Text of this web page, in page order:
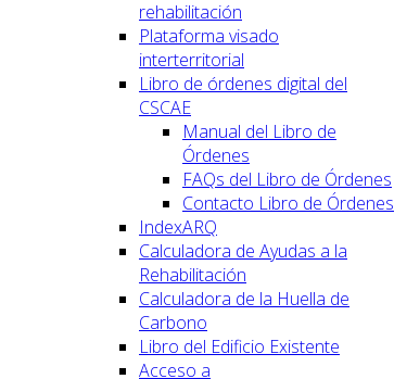
rehabilitación
Plataforma visado
interterritorial
Libro de órdenes digital del
CSCAE
Manual del Libro de
Órdenes
FAQs del Libro de Órdenes
Contacto Libro de Órdenes
IndexARQ
Calculadora de Ayudas a la
Rehabilitación
Calculadora de la Huella de
Carbono
Libro del Edificio Existente
Acceso a